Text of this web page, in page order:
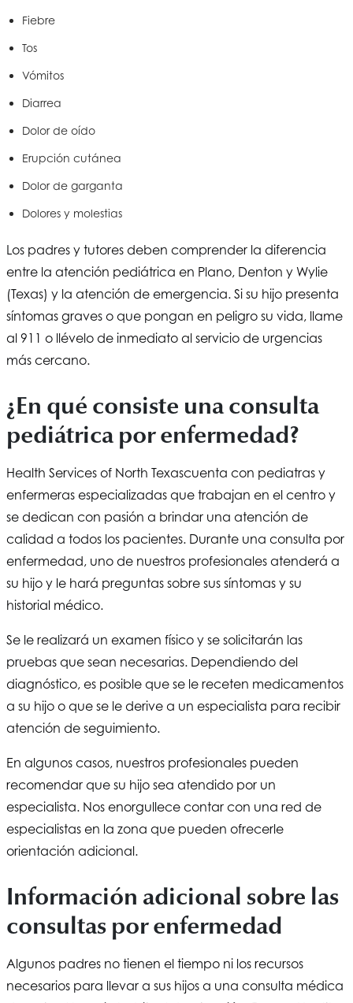
Fiebre
Tos
Vómitos
Diarrea
Dolor de oído
Erupción cutánea
Dolor de garganta
Dolores y molestias
Los padres y tutores deben comprender la diferencia
entre la atención pediátrica en Plano, Denton y Wylie
(Texas) y la atención de emergencia. Si su hijo presenta
síntomas graves o que pongan en peligro su vida, llame
al 911 o llévelo de inmediato al servicio de urgencias
más cercano.
¿En qué consiste una consulta
pediátrica por enfermedad?
Health Services of North Texascuenta con pediatras y
enfermeras especializadas que trabajan en el centro y
se dedican con pasión a brindar una atención de
calidad a todos los pacientes. Durante una consulta por
enfermedad, uno de nuestros profesionales atenderá a
su hijo y le hará preguntas sobre sus síntomas y su
historial médico.
Se le realizará un examen físico y se solicitarán las
pruebas que sean necesarias. Dependiendo del
diagnóstico, es posible que se le receten medicamentos
a su hijo o que se le derive a un especialista para recibir
atención de seguimiento.
En algunos casos, nuestros profesionales pueden
recomendar que su hijo sea atendido por un
especialista. Nos enorgullece contar con una red de
especialistas en la zona que pueden ofrecerle
orientación adicional.
Información adicional sobre las
consultas por enfermedad
Algunos padres no tienen el tiempo ni los recursos
necesarios para llevar a sus hijos a una consulta médica